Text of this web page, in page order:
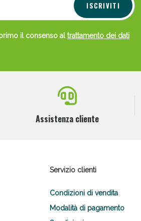
ISCRIVITI
il consenso al trattamento dei dati
Assistenza cliente
Servizio clienti
Condizioni di vendita
Modalità di pagamento